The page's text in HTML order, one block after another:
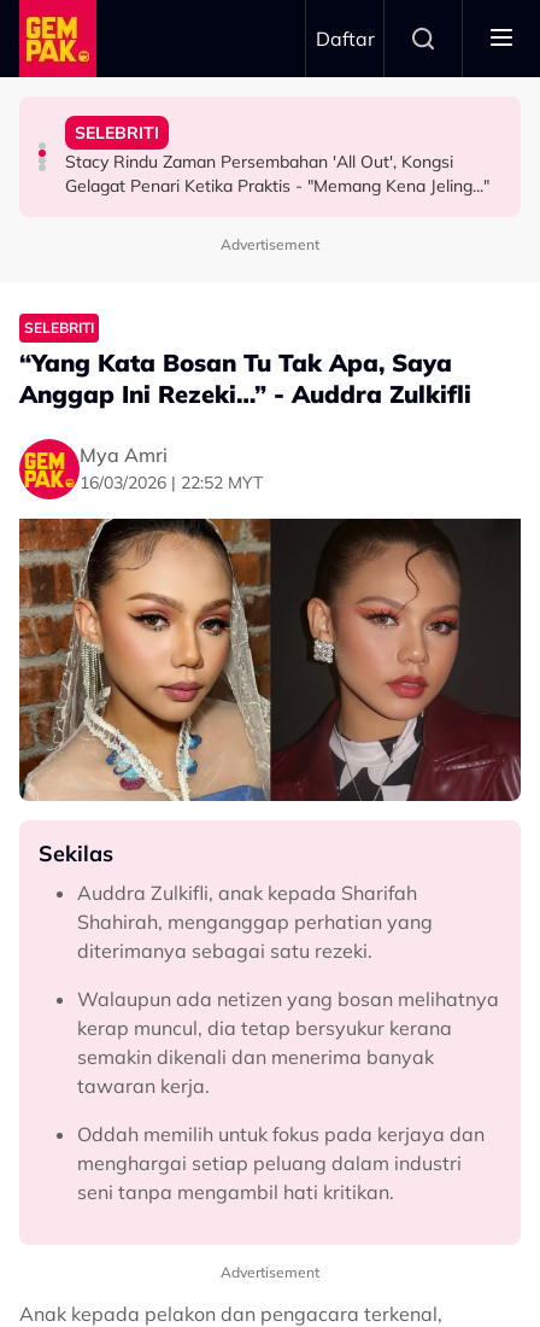
Skip to main content
Daftar
HIBURAN
Pengarah Muzik, Komposer Sze Wan Meninggal Dunia,
Misha Omar: “Gone Too Soon”
SELEBRITI
Stacy Rindu Zaman Persembahan 'All Out', Kongsi
Gelagat Penari Ketika Praktis - "Memang Kena Jeling..."
SELEBRITI
Bukan Penyanyi Ego, Adzrin Adzhar 'Back-Up' Awie -
"Ini Namanya Penyanyi Yang..."
HIBURAN
Intan Najuwa Timang Anak Perempuan Kedua, Beri
Nama…
Advertisement
SELEBRITI
“Yang Kata Bosan Tu Tak Apa, Saya
Anggap Ini Rezeki…” - Auddra Zulkifli
Mya Amri
16/03/2026 | 22:52 MYT
Sekilas
Auddra Zulkifli, anak kepada Sharifah
Shahirah, menganggap perhatian yang
diterimanya sebagai satu rezeki.
Walaupun ada netizen yang bosan melihatnya
kerap muncul, dia tetap bersyukur kerana
semakin dikenali dan menerima banyak
tawaran kerja.
Oddah memilih untuk fokus pada kerjaya dan
menghargai setiap peluang dalam industri
seni tanpa mengambil hati kritikan.
Advertisement
Anak kepada pelakon dan pengacara terkenal,